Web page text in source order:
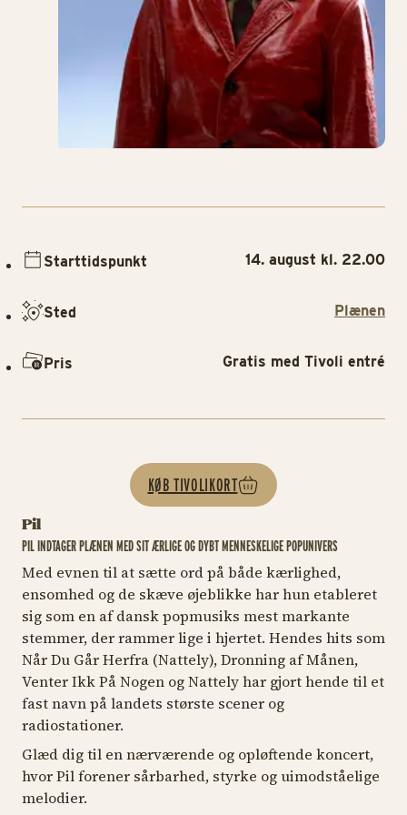
Pil
PIL INDTAGER PLÆNEN MED SIT ÆRLIGE OG DYBT MENNESKELIGE POPUNIVERS
Med evnen til at sætte ord på både kærlighed,
ensomhed og de skæve øjeblikke har hun etableret
sig som en af dansk popmusiks mest markante
stemmer, der rammer lige i hjertet. Hendes hits som
Når Du Går Herfra (Nattely), Dronning af Månen,
Venter Ikk På Nogen ogNattelyhar gjort hende til et
fast navn på landets største scener og
radiostationer.
Glæd dig til en nærværende og opløftende koncert,
hvor Pil forener sårbarhed, styrke og uimodståelige
melodier.
Starttidspunkt 14. august kl. 22.00
Sted Plænen
Pris Gratis med Tivoli entré
KØB TIVOLIKORT